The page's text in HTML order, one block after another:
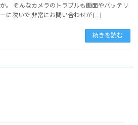
か。 そんなカメラのトラブルも画面やバッテリ
ーに次いで 非常にお問い合わせが […]
続きを読む